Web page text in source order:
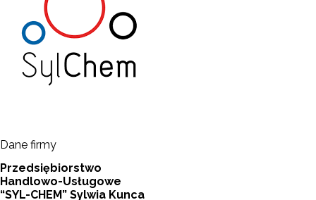
Dane firmy
Przedsiębiorstwo
Handlowo-Usługowe
“SYL-CHEM” Sylwia Kunca